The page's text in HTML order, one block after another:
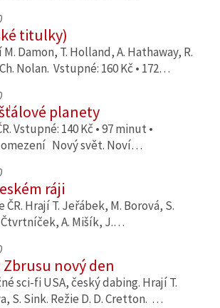
titulky)
Damon, T. Holland, A. Hathaway, R.
Nolan. Vstupné: 160 Kč • 172…
planety
Vstupné: 140 Kč • 97 minut •
Nový svět. Noví…
ráji
Hrají T. Jeřábek, M. Borová, S.
Čtvrtníček, A. Mišík, J.…
Zbrusu nový den
sci-fi USA, český dabing. Hrají T.
S. Sink. Režie D. D. Cretton. …